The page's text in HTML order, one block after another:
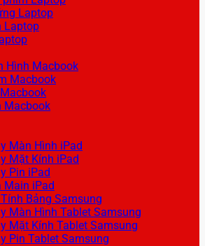
Laptop
Laptop
Hình Macbook
Macbook
Macbook
Màn Hình iPad
Mặt Kính iPad
Pin iPad
Main iPad
Bảng Samsung
Màn Hình Tablet Samsung
Mặt Kính Tablet Samsung
Pin Tablet Samsung